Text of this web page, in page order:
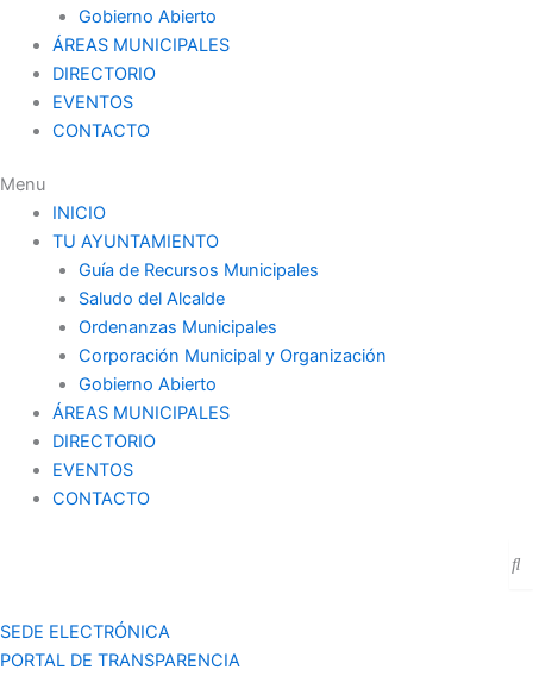
Gobierno Abierto
ÁREAS MUNICIPALES
DIRECTORIO
EVENTOS
CONTACTO
Menu
INICIO
TU AYUNTAMIENTO
Guía de Recursos Municipales
Saludo del Alcalde
Ordenanzas Municipales
Corporación Municipal y Organización
Gobierno Abierto
ÁREAS MUNICIPALES
DIRECTORIO
EVENTOS
CONTACTO
SEDE ELECTRÓNICA
PORTAL DE TRANSPARENCIA